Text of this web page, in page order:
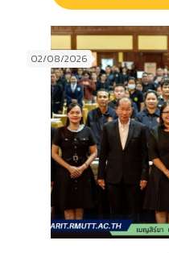
02/08/2026